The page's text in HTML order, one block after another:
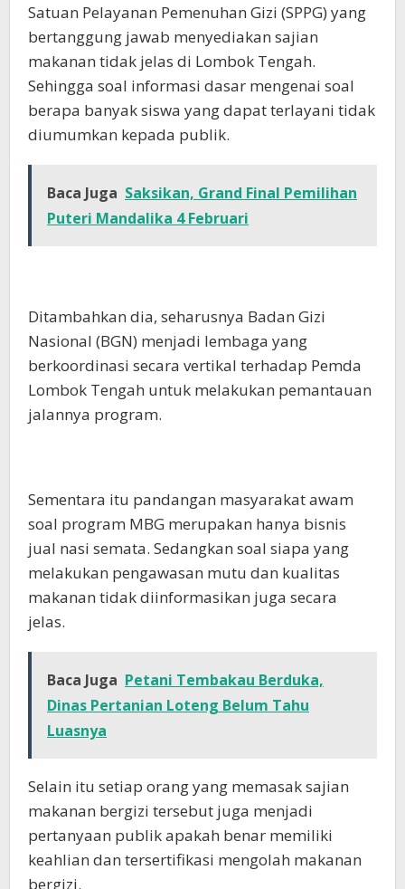
Satuan Pelayanan Pemenuhan Gizi (SPPG) yang
bertanggung jawab menyediakan sajian
makanan tidak jelas di Lombok Tengah.
Sehingga soal informasi dasar mengenai soal
berapa banyak siswa yang dapat terlayani tidak
diumumkan kepada publik.
Baca Juga Saksikan, Grand Final Pemilihan
Puteri Mandalika 4 Februari
Ditambahkan dia, seharusnya Badan Gizi
Nasional (BGN) menjadi lembaga yang
berkoordinasi secara vertikal terhadap Pemda
Lombok Tengah untuk melakukan pemantauan
jalannya program.
Sementara itu pandangan masyarakat awam
soal program MBG merupakan hanya bisnis
jual nasi semata. Sedangkan soal siapa yang
melakukan pengawasan mutu dan kualitas
makanan tidak diinformasikan juga secara
jelas.
Baca Juga Petani Tembakau Berduka,
Dinas Pertanian Loteng Belum Tahu
Luasnya
Selain itu setiap orang yang memasak sajian
makanan bergizi tersebut juga menjadi
pertanyaan publik apakah benar memiliki
keahlian dan tersertifikasi mengolah makanan
bergizi.